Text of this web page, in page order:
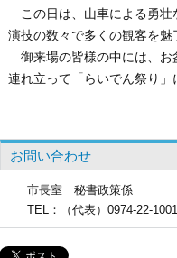
この日は、山車による勇壮
演技の数々で多くの観客を魅
御来場の皆様の中には、お
連れ立って「らいでん祭り」
お問い合わせ
市長室
秘書政策係
TEL ：（代表）0974-22-1001